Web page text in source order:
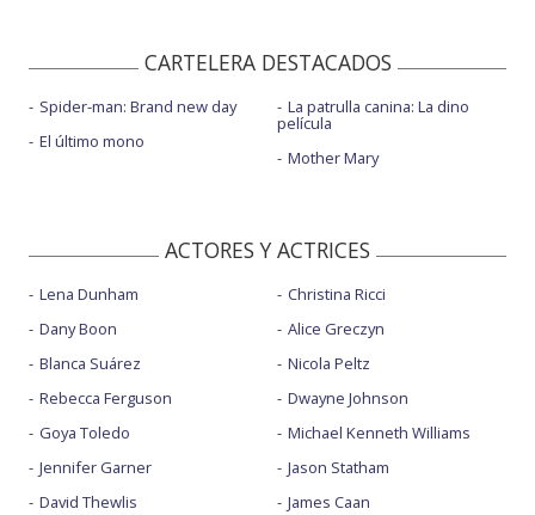
CARTELERA DESTACADOS
Spider-man: Brand new day
El último mono
La patrulla canina: La dino
película
Mother Mary
ACTORES Y ACTRICES
Lena Dunham
Dany Boon
Blanca Suárez
Rebecca Ferguson
Goya Toledo
Jennifer Garner
David Thewlis
Christina Ricci
Alice Greczyn
Nicola Peltz
Dwayne Johnson
Michael Kenneth Williams
Jason Statham
James Caan